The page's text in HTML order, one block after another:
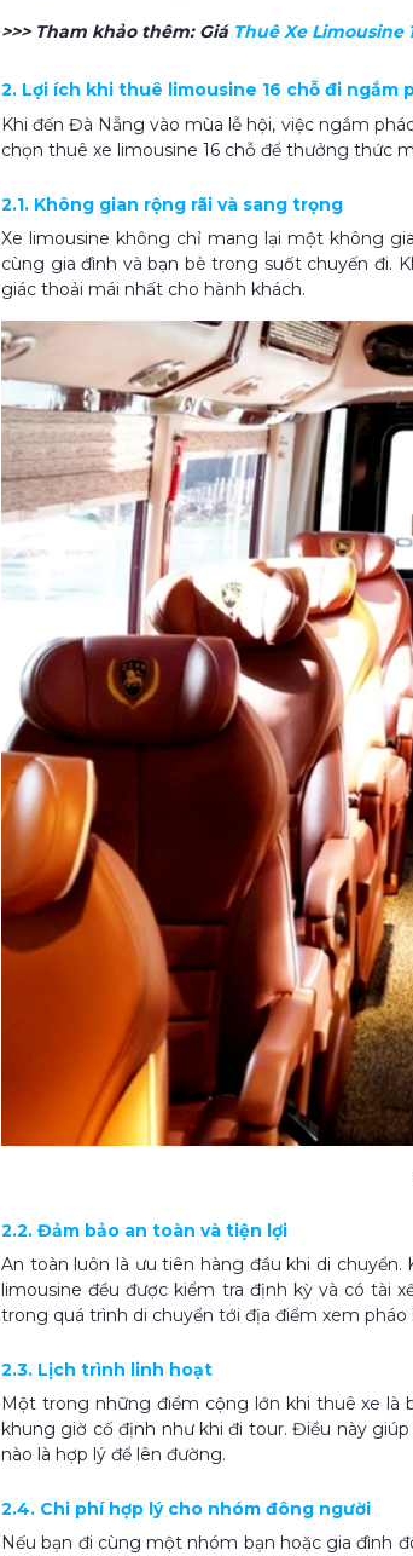
>>> Tham khảo thêm: Giá Thuê Xe Limousine
2. Lợi ích khi thuê limousine 16 chỗ đi ngắm
Khi đến Đà Nẵng vào mùa lễ hội, việc ngắm
chọn thuê xe limousine 16 chỗ để thưởng thức
2.1. Không gian rộng rãi và sang trọng
Xe limousine không chỉ mang lại một không
cùng gia đình và bạn bè trong suốt chuyến đi.
giác thoải mái nhất cho hành khách.
2.2. Đảm bảo an toàn và tiện lợi
An toàn luôn là ưu tiên hàng đầu khi di
limousine đều được kiểm tra định kỳ và có tài
trong quá trình di chuyển tới địa điểm xem pháo
2.3. Lịch trình linh hoạt
Một trong những điểm cộng lớn khi thuê xe là
khung giờ cố định như khi đi tour. Điều này
nào là hợp lý để lên đường.
2.4. Chi phí hợp lý cho nhóm đông người
Nếu bạn đi cùng một nhóm bạn hoặc gia đình